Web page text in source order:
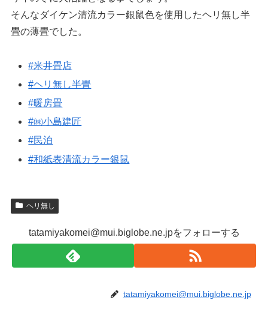
そんなダイケン清流カラー銀鼠色を使用したヘリ無し半
畳の薄畳でした。
#米井畳店
#ヘリ無し半畳
#暖房畳
#㈱小島建匠
#民泊
#和紙表清流カラー銀鼠
ヘリ無し
tatamiyakomei@mui.biglobe.ne.jpをフォローする
tatamiyakomei@mui.biglobe.ne.jp